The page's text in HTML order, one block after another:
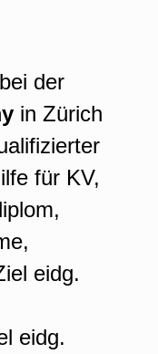
der
in Zürich
für KV,
eidg.
eidg.